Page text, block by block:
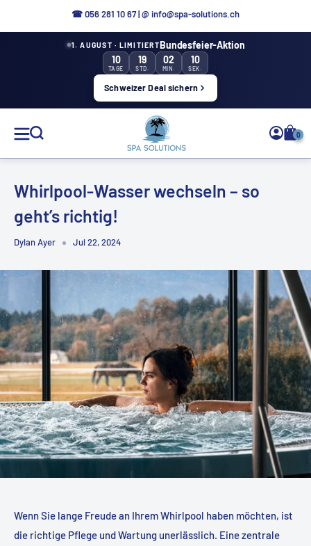
☎ 056 281 10 67|@ info@spa-solutions.ch
1. AUGUST · LIMITIERTBundesfeier-Aktion
10
TAGE
19
STD.
02
MIN.
09
SEK.
Schweizer Deal sichern
Solutions
0
Whirlpool-Wasser wechseln – so
geht’s richtig!
Dylan Ayer Jul 22, 2024
Wenn Sie lange Freude an Ihrem Whirlpool haben möchten, ist
die richtige Pflege und Wartung unerlässlich. Eine zentrale